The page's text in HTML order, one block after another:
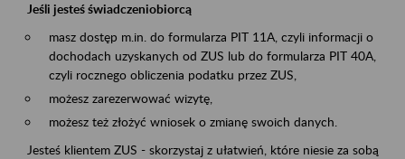
Jeśli jesteś świadczeniobiorcą
masz dostęp m.in. do formularza PIT 11A, czyli informacji o
dochodach uzyskanych od ZUS lub do formularza PIT 40A,
czyli rocznego obliczenia podatku przez ZUS,
możesz zarezerwować wizytę,
możesz też złożyć wniosek o zmianę swoich danych.
Jesteś klientem ZUS - skorzystaj z ułatwień, które niesie za sobą